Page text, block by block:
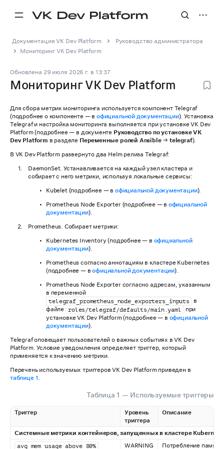
Документация VK Dev Platform
Руководство администратора
Мониторинг VK Dev Platform
Обновлена 29 июля 2026 г. в 13:37
Мониторинг VK Dev Platform
Для сбора метрик мониторинга используется компонент Telegraf
(подробнее о компоненте — в официальной документации). Установка
Telegraf и настройка мониторинга выполняется при установке VK Dev
Platform (подробнее — в документе Руководство по установке VK
Dev Platform в разделе Переменные ролей Ansible→telegraf).
В VK Dev Platform развернуто два Helm релиза Telegraf:
DaemonSet. Устанавливается на каждый узел кластера и
собирает с него метрики, используя локальные сервисы:
Kubelet (подробнее — в официальной документации).
Prometheus Node Exporter (подробнее — в официальной
документации).
Prometheus. Собирает метрики:
Kubernetes Inventory (подробнее — в официальной
документации).
Prometheus согласно аннотациям в кластере Kubernetes
(подробнее — вофициальной документации).
Prometheus Node Exporter согласно адресам, указанным
в переменной
telegraf_prometheus_node_exporters_inputs
в
файле roles/telegraf/defaults/main.yaml
при
установке VK Dev Platform (подробнее — в официальной
документации).
Telegraf оповещает пользователей о важных событиях в VK Dev
Platform. Условие уведомления определяет триггер, который
применяется к значению метрики.
Перечень используемых триггеров VK Dev Platform приведен в
таблице 1
Таблица 1 — Используемые триггеры
Триггер
Уровень
триггера
Описание
Системные метрики контейнеров, запущенных в кластере
avg_mem_usage_above_80%
WARNING Потребление памяти